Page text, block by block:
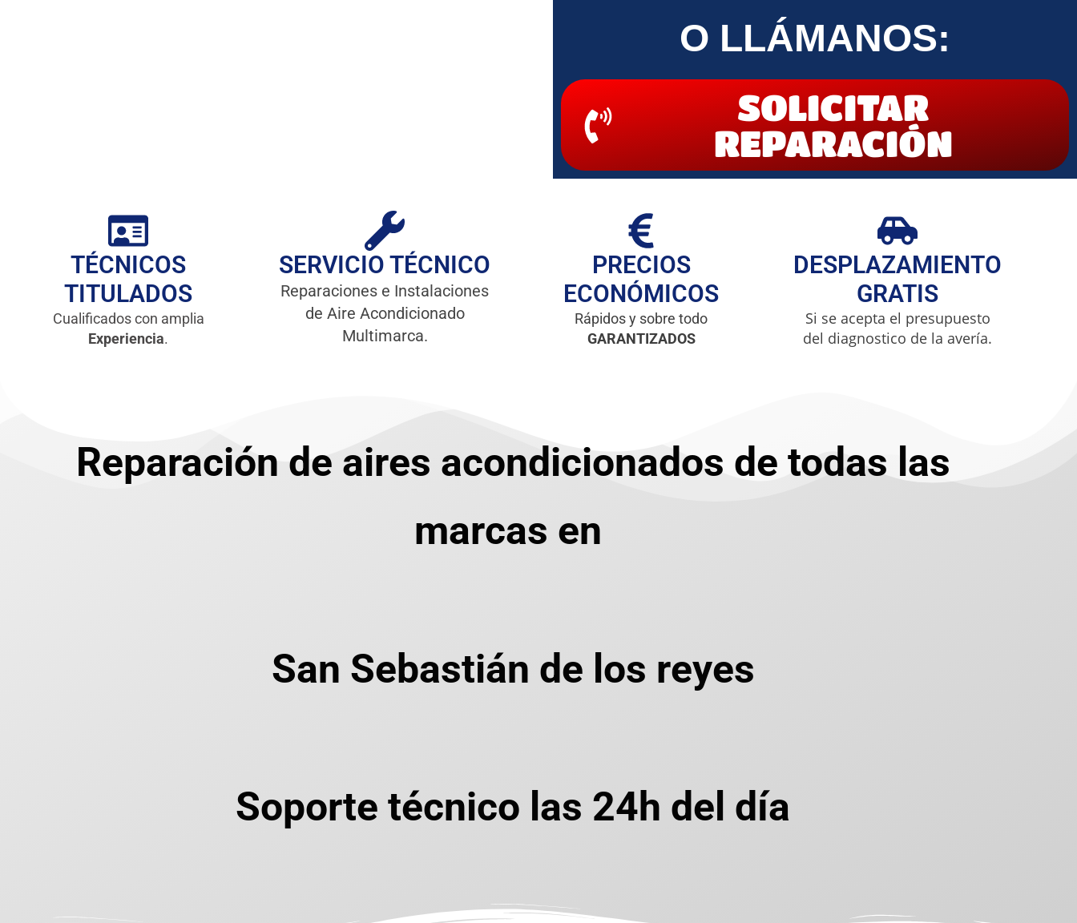
O LLÁMANOS:
SOLICITAR
REPARACIÓN
TÉCNICOS
TITULADOS
Cualificados con amplia
Experiencia.
SERVICIO TÉCNICO
Reparaciones e Instalaciones
de Aire Acondicionado
Multimarca.
PRECIOS
ECONÓMICOS
Rápidos y sobre todo
GARANTIZADOS
DESPLAZAMIENTO
GRATIS
Si se acepta el presupuesto
del diagnostico de la avería.
Reparación de aires acondicionados de todas las
marcas en
San Sebastián de los reyes
Soporte técnico las 24h del día